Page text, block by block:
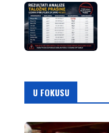
U FOKUSU